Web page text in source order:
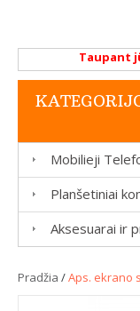
Taupant
Mobilieji
Planšetiniai
Aksesuarai ir
Pradžia /Aps. ekrano